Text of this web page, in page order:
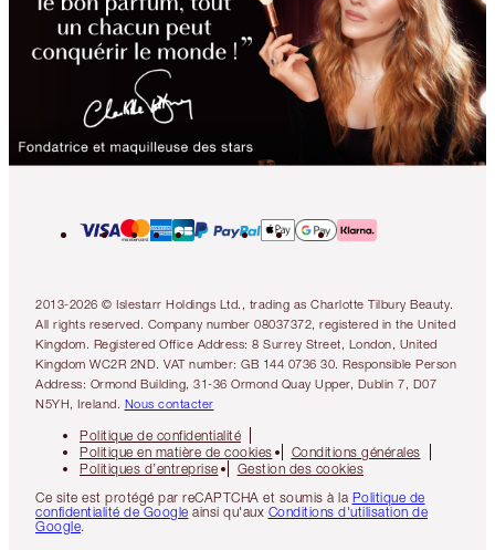
2013-2026 © Islestarr Holdings Ltd., trading as Charlotte Tilbury Beauty.
All rights reserved. Company number 08037372, registered in the United
Kingdom. Registered Office Address: 8 Surrey Street, London, United
Kingdom WC2R 2ND. VAT number: GB 144 0736 30. Responsible Person
Address: Ormond Building, 31-36 Ormond Quay Upper, Dublin 7, D07
N5YH, Ireland. Nous contacter
Politique de confidentialité
Politique en matière de cookies
Conditions générales
Politiques d’entreprise
Gestion des cookies
Ce site est protégé par reCAPTCHA et soumis à la Politique de
confidentialité de Google ainsi qu'aux Conditions d'utilisation de
Google.